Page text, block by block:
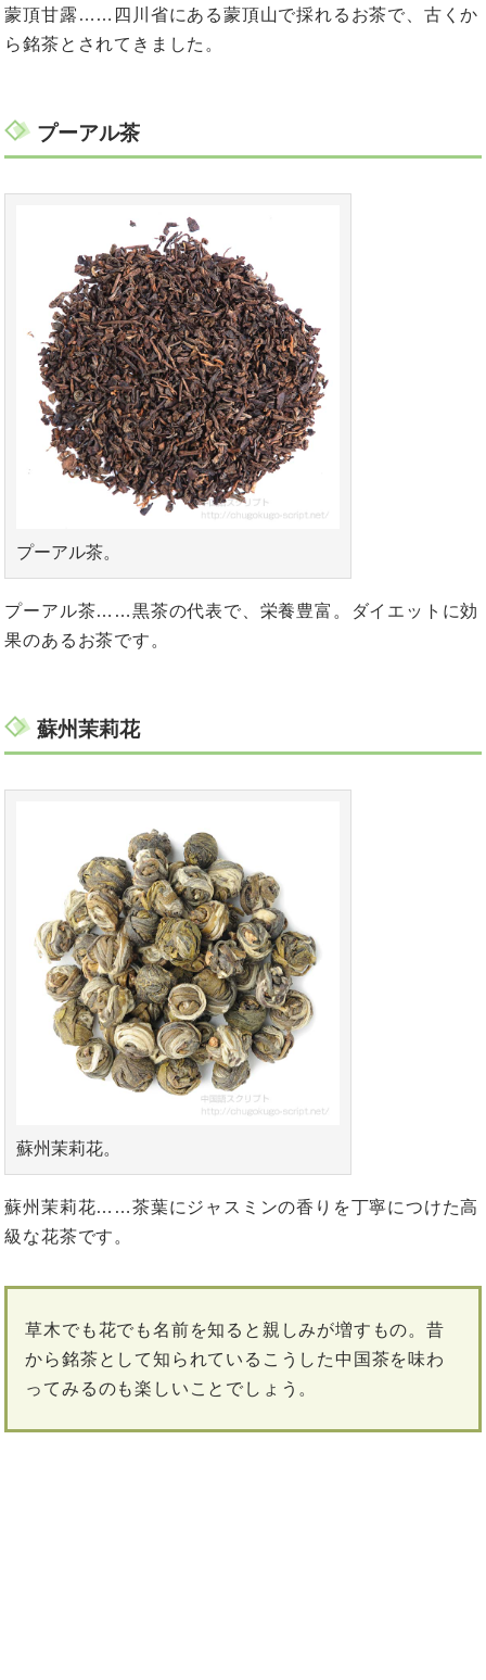
蒙頂甘露……四川省にある蒙頂山で採れるお茶で、古くか
ら銘茶とされてきました。
プーアル茶
プーアル茶。
プーアル茶……黒茶の代表で、栄養豊富。ダイエットに効
果のあるお茶です。
蘇州茉莉花
蘇州茉莉花。
蘇州茉莉花……茶葉にジャスミンの香りを丁寧につけた高
級な花茶です。
草木でも花でも名前を知ると親しみが増すもの。昔
から銘茶として知られているこうした中国茶を味わ
ってみるのも楽しいことでしょう。